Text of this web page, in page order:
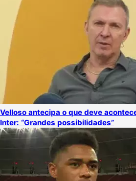
Velloso antecipa o que deve
Inter: “Grandes possibilidades”